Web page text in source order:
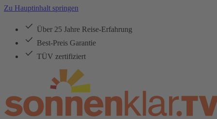
Zu Hauptinhalt springen
Über 25 Jahre Reise-Erfahrung
Best-Preis Garantie
TÜV zertifiziert